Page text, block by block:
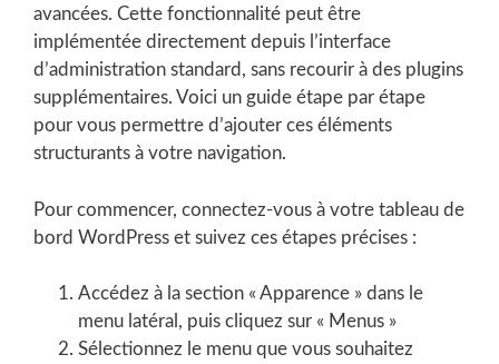
avancées. Cette fonctionnalité peut être
implémentée directement depuis l’interface
d’administration standard, sans recourir à des plugins
supplémentaires. Voici un guide étape par étape
pour vous permettre d’ajouter ces éléments
structurants à votre navigation.
Pour commencer, connectez-vous à votre tableau de
bord WordPress et suivez ces étapes précises :
Accédez à la section « Apparence » dans le
menu latéral, puis cliquez sur « Menus »
Sélectionnez le menu que vous souhaitez